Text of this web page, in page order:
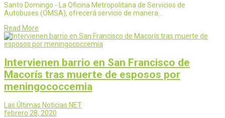
Santo Domingo.- La Oficina Metropolitana de Servicios de
Autobuses (OMSA), ofrecerá servicio de manera…
Read More
Intervienen barrio en San Francisco de
Macorís tras muerte de esposos por
meningococcemia
Las Últimas Noticias NET
febrero 28, 2020